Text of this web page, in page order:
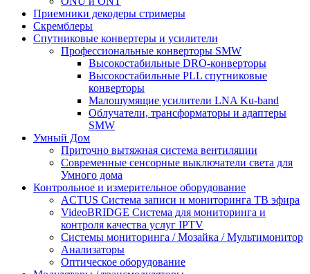
Приемники декодеры стримеры
Скремблеры
Спутниковые конвертеры и усилители
Профессиональные конверторы SMW
Высокостабильные DRO-конверторы
Высокостабильные PLL спутниковые
конверторы
Малошумящие усилители LNA Ku-band
Облучатели, трансформаторы и адаптеры
SMW
Умный Дом
Приточно вытяжная система вентиляции
Современные сенсорные выключатели света для
Умного дома
Контрольное и измерительное оборудование
ACTUS Система записи и мониторинга ТВ эфира
VideoBRIDGE Система для мониторинга и
контроля качества услуг IPTV
Системы мониторинга / Мозайка / Mультимонитор
Анализаторы
Оптическое оборудование